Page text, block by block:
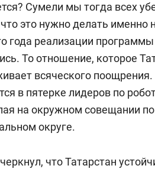
Сумели мы тогда всех
это нужно делать
года реализации
То отношение, которое
всяческого
в пятерке лидеров по
на окружном совещании
округе.
что Татарстан